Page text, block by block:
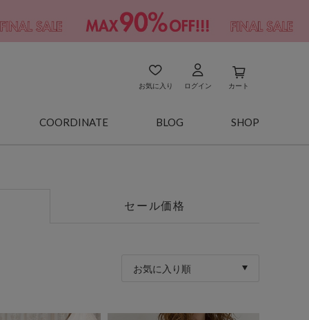
お気に入り ログイン カート
COORDINATE BLOG SHOP
セール価格
お気に入り順